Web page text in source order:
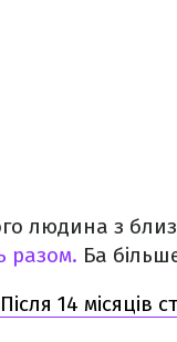
людина з
разом. Ба
Після 14 місяців